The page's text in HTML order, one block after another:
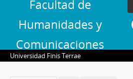
Facultad de
Humanidades y
Comunicaciones
Universidad Finis Terrae